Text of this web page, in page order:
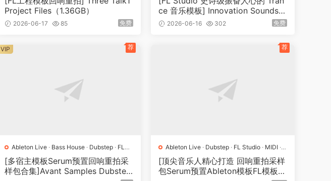
Project Files（1.36GB）
2026-06-17 85 免费
ce 音乐模板] Innovation Sounds C
inderella Fl Studio 20 Uplifting Tr
2026-06-16 302 免费
Ableton Live · Bass House · Dubstep · FL
Studio ·Logic Pro MIDI·Serum·工程·素
材·采样·预置
[多宿主模板Serum预置回响重拍采
样包合集]Avant Samples Dubstep
VIP 荐
Ableton Live · Dubstep · FL Studio · MIDI ·
Serum·工程 ·素材 ·采样 ·预置
[顶尖音乐人精心打造 回响重拍采样
包Serum预置Ableton模板FL模板]
荐